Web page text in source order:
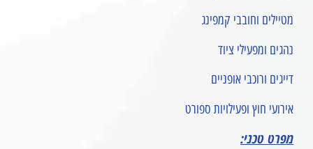
מטיילים וחובבי קמפינג
נהגים ומפעילי ציוד
דייגים ורוכבי אופניים
אירועי חוץ ופעילויות ספורט
מפרט טכני: